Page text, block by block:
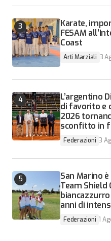
Karate,
FESAM
Coast
Arti Marziali 3
L’argentino
di favorito e
2026
sconfitto in
Federazioni 3
San Marino
Team
anni di
Federazioni 1